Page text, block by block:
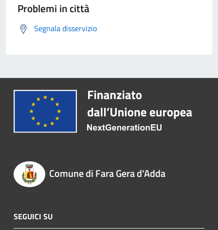
Problemi in città
Segnala disservizio
Comune di Fara Gera d'Adda
SEGUICI SU